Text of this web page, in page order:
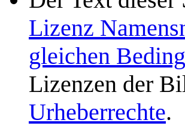
Lizenz
gleichen
Lizenzen der
Urheberrechte.